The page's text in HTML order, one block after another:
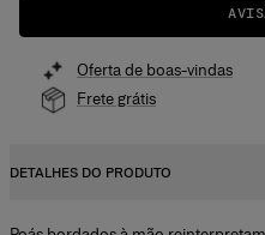
Oferta de boas-vindas
Frete grátis
DETALHES DO PRODUTO